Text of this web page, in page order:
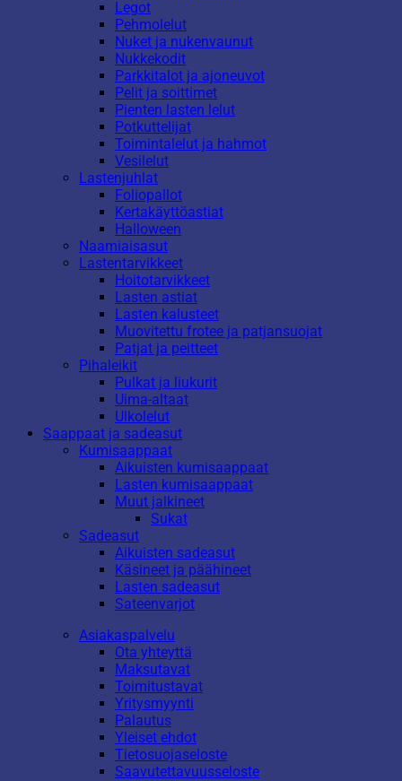
Legot
Pehmolelut
Nuket ja nukenvaunut
Nukkekodit
Parkkitalot ja ajoneuvot
Pelit ja soittimet
Pienten lasten lelut
Potkuttelijat
Toimintalelut ja hahmot
Vesilelut
Lastenjuhlat
Foliopallot
Kertakäyttöastiat
Halloween
Naamiaisasut
Lastentarvikkeet
Hoitotarvikkeet
Lasten astiat
Lasten kalusteet
Muovitettu frotee ja patjansuojat
Patjat ja peitteet
Pihaleikit
Pulkat ja liukurit
Uima-altaat
Ulkolelut
Saappaat ja sadeasut
Kumisaappaat
Aikuisten kumisaappaat
Lasten kumisaappaat
Muut jalkineet
Sukat
Sadeasut
Aikuisten sadeasut
Käsineet ja päähineet
Lasten sadeasut
Sateenvarjot
Asiakaspalvelu
Ota yhteyttä
Maksutavat
Toimitustavat
Yritysmyynti
Palautus
Yleiset ehdot
Tietosuojaseloste
Saavutettavuusseloste